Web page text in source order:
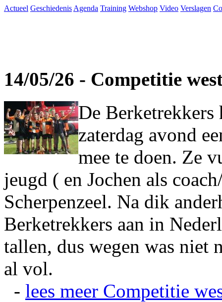
Actueel Geschiedenis Agenda Training Webshop Video Verslagen
14/05/26 - Competitie
De Berketrekkers
zaterdag avond
mee te doen. Ze
jeugd ( en Jochen als
Scherpenzeel. Na dik
Berketrekkers aan in
tallen, dus wegen was niet
al vol.
- lees meer Competitie